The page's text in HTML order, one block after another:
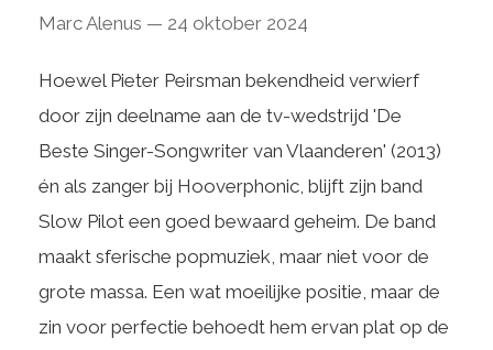
Marc Alenus — 24 oktober 2024
Hoewel Pieter Peirsman bekendheid verwierf
door zijn deelname aan de tv-wedstrijd 'De
Beste Singer-Songwriter van Vlaanderen' (2013)
én als zanger bij Hooverphonic, blijft zijn band
Slow Pilot een goed bewaard geheim. De band
maakt sferische popmuziek, maar niet voor de
grote massa. Een wat moeilijke positie, maar de
zin voor perfectie behoedt hem ervan plat op de